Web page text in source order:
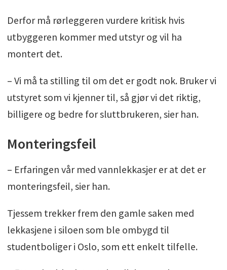
Derfor må rørleggeren vurdere kritisk hvis
utbyggeren kommer med utstyr og vil ha
montert det.
– Vi må ta stilling til om det er godt nok. Bruker vi
utstyret som vi kjenner til, så gjør vi det riktig,
billigere og bedre for sluttbrukeren, sier han.
Monteringsfeil
– Erfaringen vår med vannlekkasjer er at det er
monteringsfeil, sier han.
Tjessem trekker frem den gamle saken med
lekkasjene i siloen som ble ombygd til
studentboliger i Oslo, som ett enkelt tilfelle.